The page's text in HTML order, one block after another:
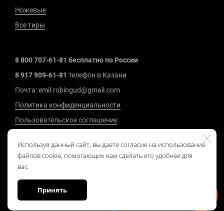
Ножевые
Все тиры
8 800 707-61-81 бесплатно по России
8 917 909-61-81 телефон в Казани
Почта: emil.robingud@gmail.com
Политика конфиденциальности
Пользовательское соглашение
Используя данный сайт, вы даете согласие на использование
файлов cookie, помогающих нам сделать его удобнее для
вас.
Принять